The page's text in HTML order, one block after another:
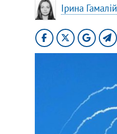
Ірина Гамалій